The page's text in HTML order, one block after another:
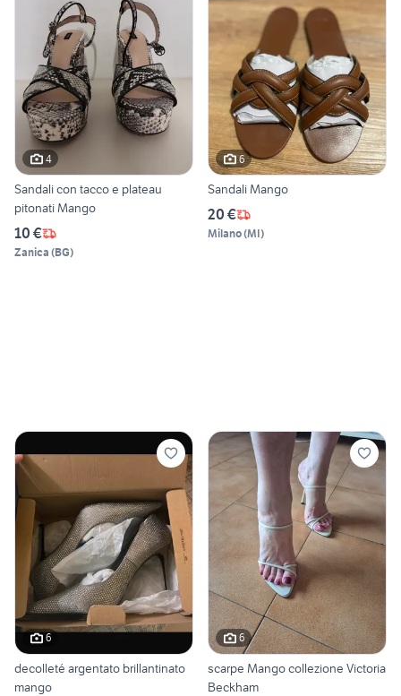
4
Sandali con tacco e plateau
pitonati Mango
10 €
Zanica (BG)
6
Sandali Mango
20 €
Milano(MI)
6
decolleté argentato brillantinato
mango
6
scarpe Mango collezione Victoria
Beckham